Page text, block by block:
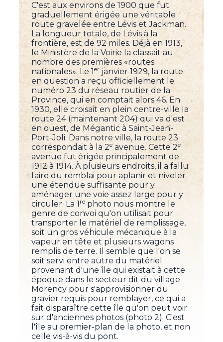
C'est aux environs de 1900 que fut
graduellement érigée une véritable
route gravelée entre Lévis et Jackman.
La longueur totale, de Lévis à la
frontière, est de 92 miles. Déjà en 1913,
le Ministère de la Voirie la classait au
nombre des premières «routes
nationales». Le 1er janvier 1929, la route
en question a reçu officiellement le
numéro 23 du réseau routier de la
Province, qui en comptait alors 46. En
1930, elle croisait en plein centre-ville la
route 24 (maintenant 204) qui va d'est
en ouest, de Mégantic à Saint-Jean-
Port-Joli. Dans notre ville, la route 23
correspondait à la 2e avenue. Cette 2e
avenue fut érigée principalement de
1912 à 1914. À plusieurs endroits, il a fallu
faire du remblai pour aplanir et niveler
une étendue suffisante pour y
aménager une voie assez large pour y
circuler. La 1 re photo nous montre le
genre de convoi qu'on utilisait pour
transporter le matériel de remplissage,
soit un gros véhicule mécanique à la
vapeur en tête et plusieurs wagons
remplis de terre. Il semble que l'on se
soit servi entre autre du matériel
provenant d'une île qui existait à cette
époque dans le secteur dit du village
Morency pour s'approvisionner du
gravier requis pour remblayer, ce qui a
fait disparaître cette île qu'on peut voir
sur d'anciennes photos (photo 2). C'est
l'île au premier-plan de la photo, et non
celle vis-à-vis du pont.